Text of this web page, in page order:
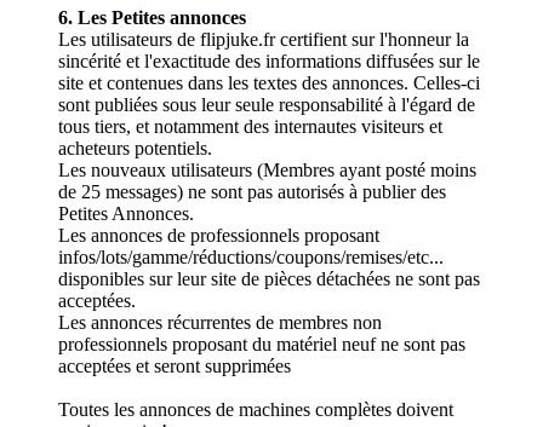
6. Les Petites annonces
Les utilisateurs de flipjuke.fr certifient sur l'honneur la
sincérité et l'exactitude des informations diffusées sur le
site et contenues dans les textes des annonces. Celles-ci
sont publiées sous leur seule responsabilité à l'égard de
tous tiers, et notamment des internautes visiteurs et
acheteurs potentiels.
Les nouveaux utilisateurs (Membres ayant posté moins
de 25 messages) ne sont pas autorisés à publier des
Petites Annonces.
Les annonces de professionnels proposant
infos/lots/gamme/réductions/coupons/remises/etc...
disponibles sur leur site de pièces détachées ne sont pas
acceptées.
Les annonces récurrentes de membres non
professionnels proposant du matériel neuf ne sont pas
acceptées et seront supprimées
Toutes les annonces de machines complètes doivent